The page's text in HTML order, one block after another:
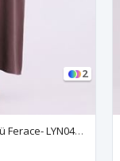
2
Behrem İşlemeli Nervürlü Ferace- LYN04667 Kahve